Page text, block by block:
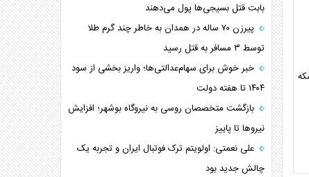
بابت قتل بسیجی‌ها پول می‌دهند
پیرزن ۷۰ ساله در همدان به خاطر چند گرم طلا
توسط ۳ مسافر به قتل رسید
خبر خوش برای سهام‌عدالتی‌ها؛ واریز بخشی از سود
۱۴۰۴ تا هفته دولت
بازگشت متخصصان روسی به نیروگاه بوشهر؛ افزایش
نیروها تا پاییز
علی نعمتی: اولویتم ترک فوتبال ایران و تجربه یک
چالش جدید بود